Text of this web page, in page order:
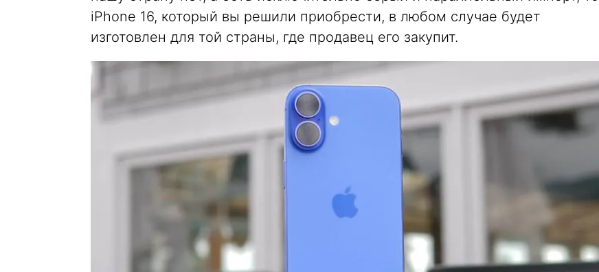
iPhone 16, который вы решили приобрести, в любом случае будет
изготовлен для той страны, где продавец его закупит.